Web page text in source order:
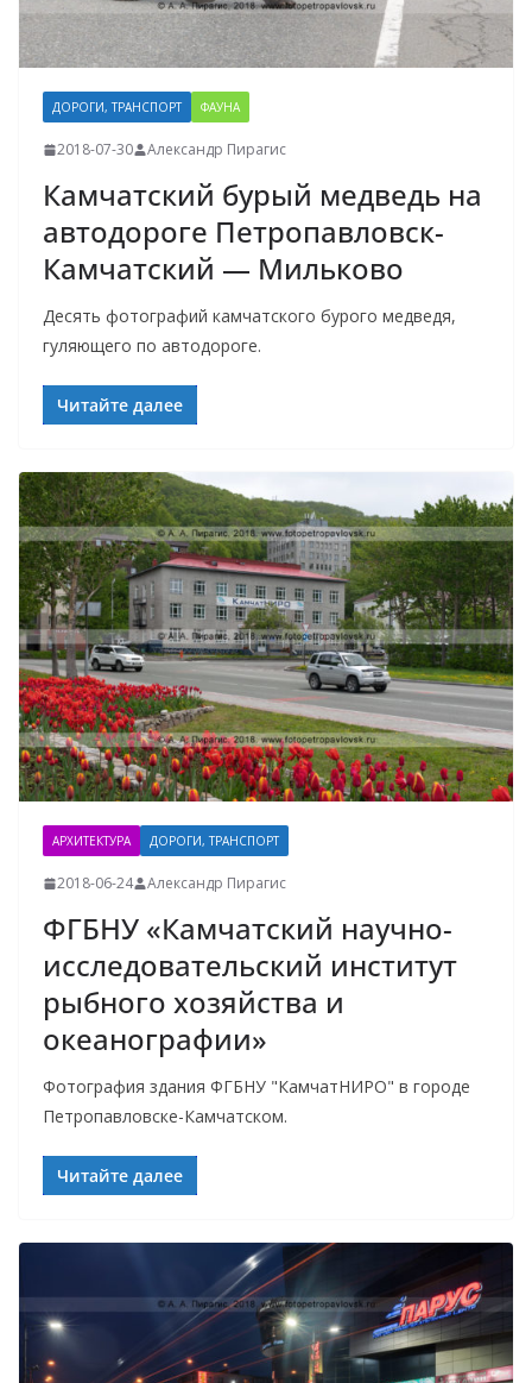
ДОРОГИ, ТРАНСПОРТ ФАУНА
2018-07-30 Александр Пирагис
Камчатский бурый медведь на
автодороге Петропавловск-
Камчатский — Мильково
Десять фотографий камчатского бурого медведя,
гуляющего по автодороге.
Читайте далее
АРХИТЕКТУРА ДОРОГИ, ТРАНСПОРТ
2018-06-24 Александр Пирагис
ФГБНУ «Камчатский научно-
исследовательский институт
рыбного хозяйства и
океанографии»
Фотография здания ФГБНУ "КамчатНИРО" в городе
Петропавловске-Камчатском.
Читайте далее